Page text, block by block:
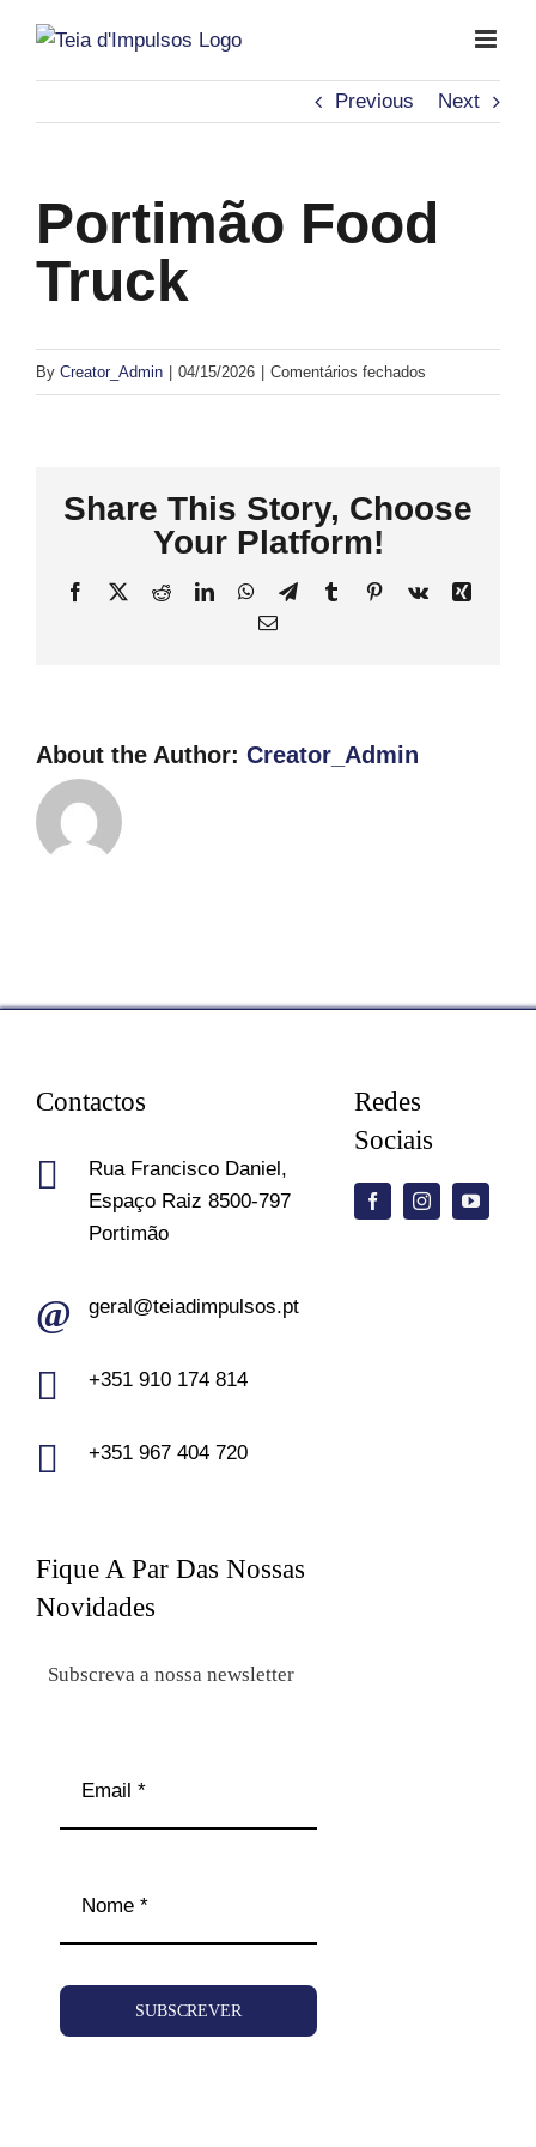
content
Previous
Next
Portimão Food
Truck
By Creator_Admin 04/15/2026 Comentários fechados
Share This Story, Choose
Your Platform!
Facebook
X RedditLinkedInWhatsApp
TelegramTumblrPinterest
Vk
Xing
Email
About the Author: Creator_Admin
Contactos
Rua Francisco Daniel,
Espaço Raiz 8500-797
Portimão
geral@teiadimpulsos.pt
+351 910 174 814
+351 967 404 720
Redes
Sociais
Fique A Par Das Nossas
Novidades
Subscreva a nossa newsletter
SUBSCREVER